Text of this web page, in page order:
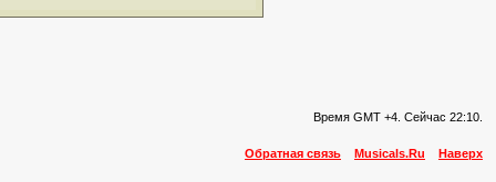
Время GMT +4. Сейчас 22:10
Обратная связь Musicals.Ru Наверх